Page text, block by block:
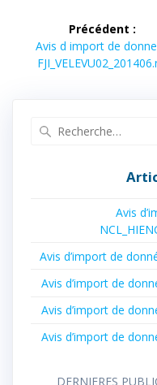
Navigation
de
Précédent :
Article
précédent :
Avis d import de
Avis
Avis d’import de
Avis d’import de
Avis d’import de
Avis d’import de
DERNIERES